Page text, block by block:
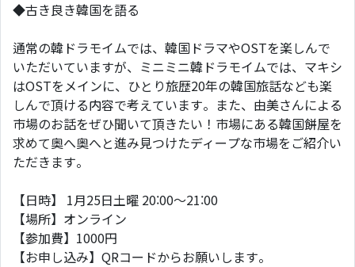
◆古き良き韓国を語る
通常の韓ドラモイムでは、韓国ドラマやOSTを楽しんで
いただいていますが、ミニミニ韓ドラモイムでは、マキシ
はOSTをメインに、ひとり旅歴20年の韓国旅話なども楽
しんで頂ける内容で考えています。また、由美さんによる
市場のお話をぜひ聞いて頂きたい！市場にある韓国餅屋を
求めて奥へ奥へと進み見つけたディープな市場をご紹介い
ただきます。
【日時】 1月25日土曜 20:00〜21:00
【場所】オンライン
【参加費】1000円
【お申し込み】QRコードからお願いします。